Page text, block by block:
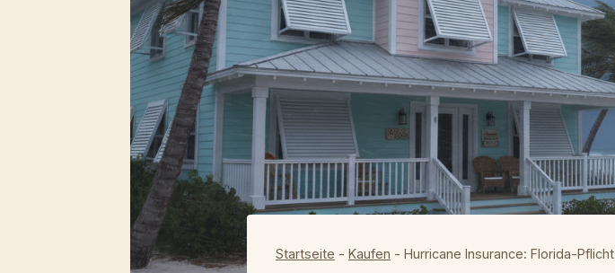
Startseite - Kaufen - Hurricane Insurance: Florida-Pflicht